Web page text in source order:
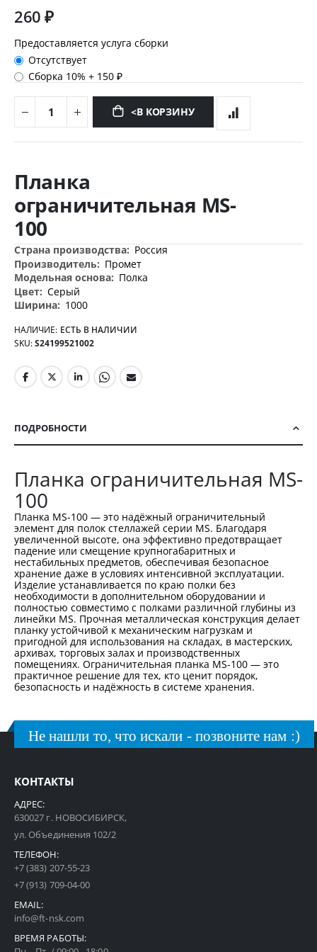
260 ₽
Предоставляется услуга сборки
Отсутствует
Сборка 10%+ 150 ₽
<В КОРЗИНУ
к
началу
изображений
Планка
ограничительная MS-
100
Дополнительная
информация
Россия
Промет
Полка
Серый
1000
НАЛИЧИЕ: ЕСТЬ В НАЛИЧИИ
SKU S24199521002
ПОДРОБНОСТИ
Планка ограничительная MS-
100
Планка MS-100 — это надёжный ограничительный
элемент для полок стеллажей серии MS. Благодаря
увеличенной высоте, она эффективно предотвращает
падение или смещение крупногабаритных и
нестабильных предметов, обеспечивая безопасное
хранение даже в условиях интенсивной эксплуатации.
Изделие устанавливается по краю полки без
необходимости в дополнительном оборудовании и
полностью совместимо с полками различной глубины из
линейки MS. Прочная металлическая конструкция делает
планку устойчивой к механическим нагрузкам и
пригодной для использования на складах, в мастерских,
архивах, торговых залах и производственных
помещениях. Ограничительная планка MS-100 — это
практичное решение для тех, кто ценит порядок,
безопасность и надёжность в системе хранения.
Не нашли то, что искали - позвоните нам :)
КОНТАКТЫ
АДРЕС:
630027 г. НОВОСИБИРСК,
ул. Объединения 102/2
ТЕЛЕФОН:
+7 (383) 207-55-23
+7 (913) 709-04-00
EMAIL:
info@ft-nsk.com
ВРЕМЯ РАБОТЫ: